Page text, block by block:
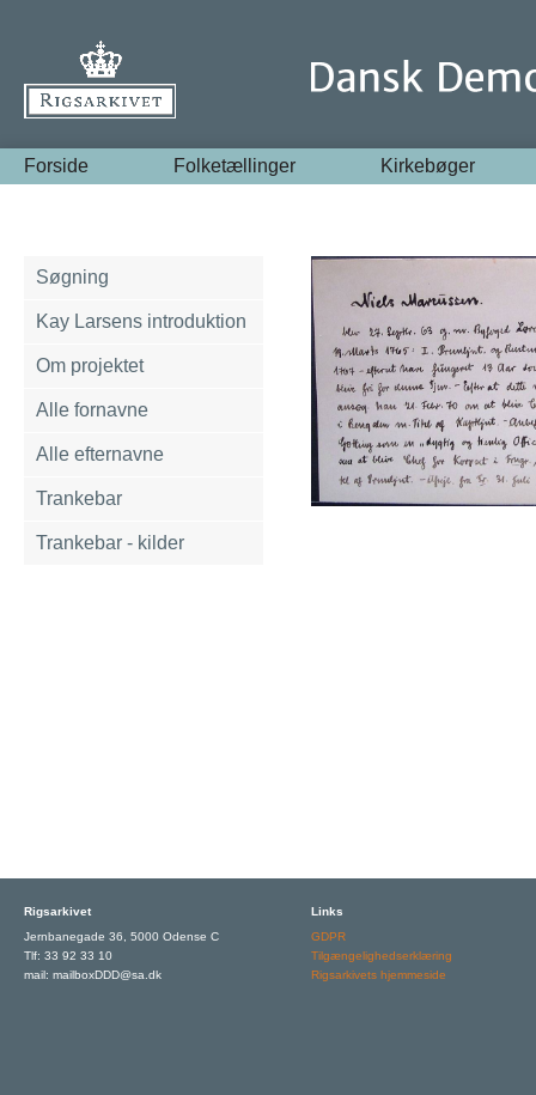
Forside Folketællinger Kirkebøger
Søgning
Kay Larsens introduktion
Om projektet
Alle fornavne
Alle efternavne
Trankebar
Trankebar - kilder
Rigsarkivet
Jernbanegade 36, 5000 Odense C
Tlf: 33 92 33 10
mail: mailboxDDD@sa.dk
Links
GDPR
Tilgængelighedserklæring
Rigsarkivets hjemmeside